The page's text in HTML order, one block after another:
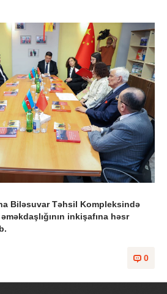
Biləsuvar Təhsil Kompleksində
inkişafına həsr
0